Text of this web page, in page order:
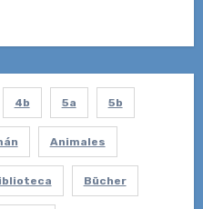
4b 5a 5b
Animales
Bücher